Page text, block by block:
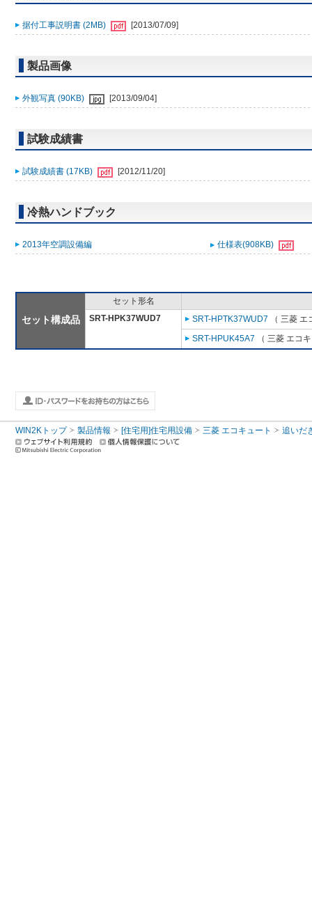
据付工事説明書 (2MB) [2013/07/09]
製品画像
外観写真 (90KB) [2013/09/04]
試験成績書
試験成績書 (17KB) [2012/11/20]
冷熱ハンドブック
2013年空調設備編 仕様表(908KB)
セット構成品
セット形名
SRT-HPK37WUD7
SRT-HPTK37WUD7 （ 三菱
SRT-HPUK45A7 （ 三菱 エコ
WIN2Kトップ 製品情報 [住宅用]住宅用設備 三菱 エコキュート 追いだ